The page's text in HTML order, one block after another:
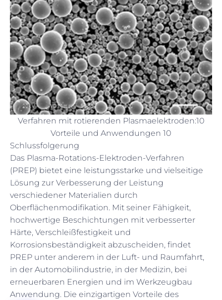
Verfahren mit rotierenden Plasmaelektroden:10
Vorteile und Anwendungen 10
Schlussfolgerung
Das Plasma-Rotations-Elektroden-Verfahren
(PREP) bietet eine leistungsstarke und vielseitige
Lösung zur Verbesserung der Leistung
verschiedener Materialien durch
Oberflächenmodifikation. Mit seiner Fähigkeit,
hochwertige Beschichtungen mit verbesserter
Härte, Verschleißfestigkeit und
Korrosionsbeständigkeit abzuscheiden, findet
PREP unter anderem in der Luft- und Raumfahrt,
in der Automobilindustrie, in der Medizin, bei
erneuerbaren Energien und im Werkzeugbau
Anwendung. Die einzigartigen Vorteile des